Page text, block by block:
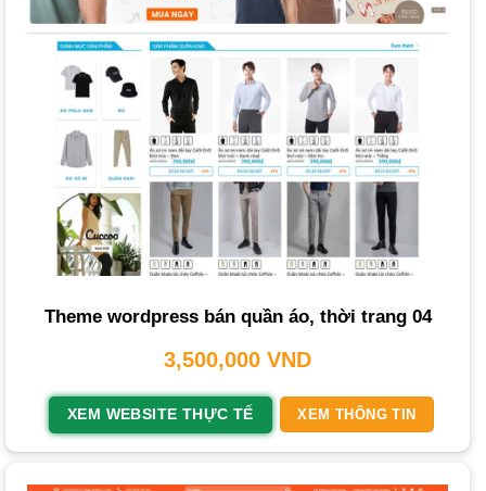
Xu Hướng Thiết Kế Website Thời Trang Nổi Bật
Nền Tảng Thiết Kế Website Thời Trang Mà PhucT
Digital Lựa Chọn: WordPress + WooCommerce
Quy Trình Thiết Kế Website Thời Trang Chuyên
Nghiệp
Tại Sao Nên Thiết Kế Website Thời Trang Tại PhucT
Digital?
Câu Hỏi Thường Gặp Khi Thiết Kế Website Thời
Trang
Dịch vụ thiết kế website thời trang là chìa khóa then chốt
cận khách hàng hiệu quả và bùng nổ doanh số. Tại
THIETKEWEBCHUYENNGHIEP.ORG, chúng tôi hiểu
rằng một
chuyên nghiệp chính là nền tảng cho
sự thành công trong ngànhtrang phục.
Theme wordpress bán quần áo, thời trang 04
3,500,000 VND
XEM WEBSITE THỰC TẾ XEM THÔNG TIN